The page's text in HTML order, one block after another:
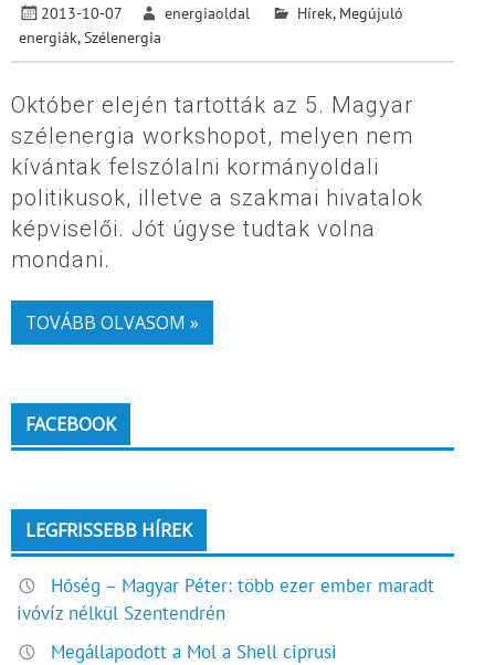
2013-10-07 energiaoldal Hírek, Megújuló
energiák,Szélenergia
Október elején tartották az 5. Magyar
szélenergia workshopot, melyen nem
kívántak felszólalni kormányoldali
politikusok, illetve a szakmai hivatalok
képviselői. Jót úgyse tudtak volna
mondani.
TOVÁBB OLVASOM »
FACEBOOK
LEGFRISSEBB HÍREK
Hőség – Magyar Péter: több ezer ember maradt
ivóvíz nélkül Szentendrén
Megállapodott a Mol a Shell ciprusi